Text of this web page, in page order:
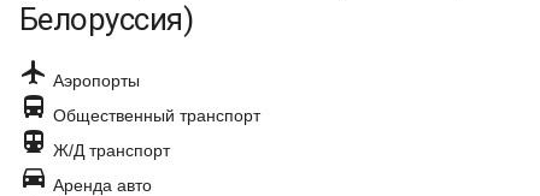
Белоруссия)
 Аэропорты
 Общественный транспорт
 Ж/Д транспорт
 Аренда авто